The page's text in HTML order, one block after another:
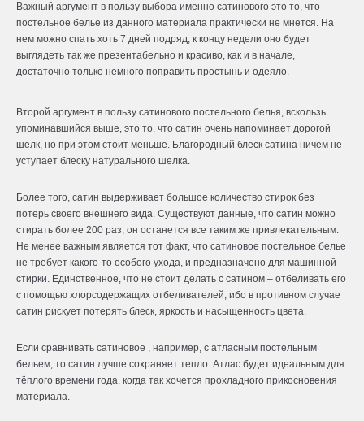
Важный аргумент в пользу выбора именно сатинового это то, что
постельное белье из данного материала практически не мнется. На
нем можно спать хоть 7 дней подряд, к концу недели оно будет
выглядеть так же презентабельно и красиво, как и в начале,
достаточно только немного поправить простынь и одеяло.
Второй аргумент в пользу сатинового постельного белья, вскользь
упоминавшийся выше, это то, что сатин очень напоминает дорогой
шелк, но при этом стоит меньше. Благородный блеск сатина ничем не
уступает блеску натурального шелка.
Более того, сатин выдерживает большое количество стирок без
потерь своего внешнего вида. Существуют данные, что сатин можно
стирать более 200 раз, он останется все таким же привлекательным.
Не менее важным является тот факт, что сатиновое постельное белье
не требует какого-то особого ухода, и предназначено для машинной
стирки. Единственное, что не стоит делать с сатином – отбеливать его
с помощью хлорсодержащих отбеливателей, ибо в противном случае
сатин рискует потерять блеск, яркость и насыщенность цвета.
Если сравнивать сатиновое , например, с атласным постельным
бельем , то сатин лучше сохраняет тепло. Атлас будет идеальным для
тёплого времени года, когда так хочется прохладного прикосновения
материала.